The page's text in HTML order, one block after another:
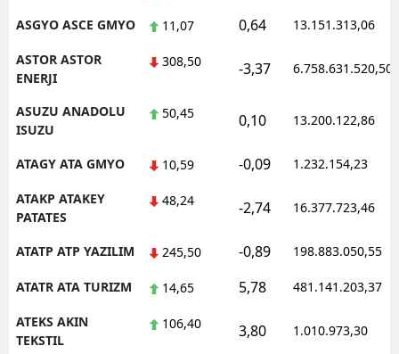
ASGYO ASCE GMYO 11,07 0,64 13.151.313,06
ASTOR ASTOR
ENERJI
308,50 -3,37 6.758.631.520,50
ASUZU ANADOLU
ISUZU
50,45 0,10 13.200.122,86
ATAGY ATA GMYO 10,59 -0,09 1.232.154,23
ATAKP ATAKEY
PATATES
48,24 -2,74 16.377.723,46
ATATP ATP YAZILIM 245,50 -0,89 198.883.050,55
ATATR ATA TURIZM 14,65 5,78 481.141.203,37
ATEKS AKIN
TEKSTIL
106,40 3,80 1.010.973,30